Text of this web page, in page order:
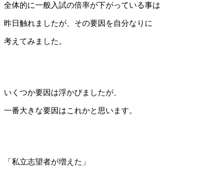
全体的に一般入試の倍率が下がっている事は
昨日触れましたが、その要因を自分なりに
考えてみました。
いくつか要因は浮かびましたが、
一番大きな要因はこれかと思います。
「私立志望者が増えた」